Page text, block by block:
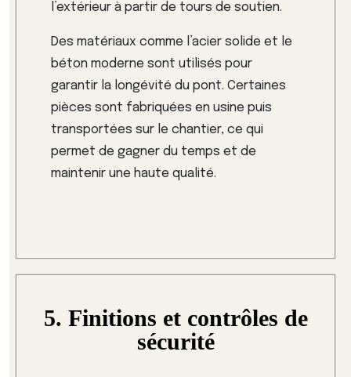
l’extérieur à partir de tours de soutien.
Des matériaux comme l’acier solide et le
béton moderne sont utilisés pour
garantir la longévité du pont. Certaines
pièces sont fabriquées en usine puis
transportées sur le chantier, ce qui
permet de gagner du temps et de
maintenir une haute qualité.
5. Finitions et contrôles de
sécurité